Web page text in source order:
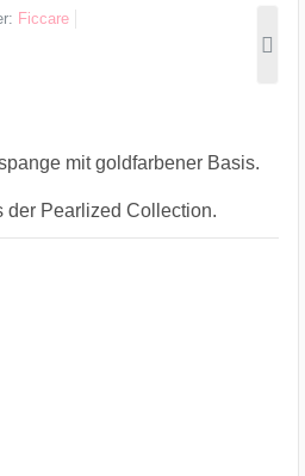
Ficcare
mit goldfarbener Basis.
der Pearlized Collection.